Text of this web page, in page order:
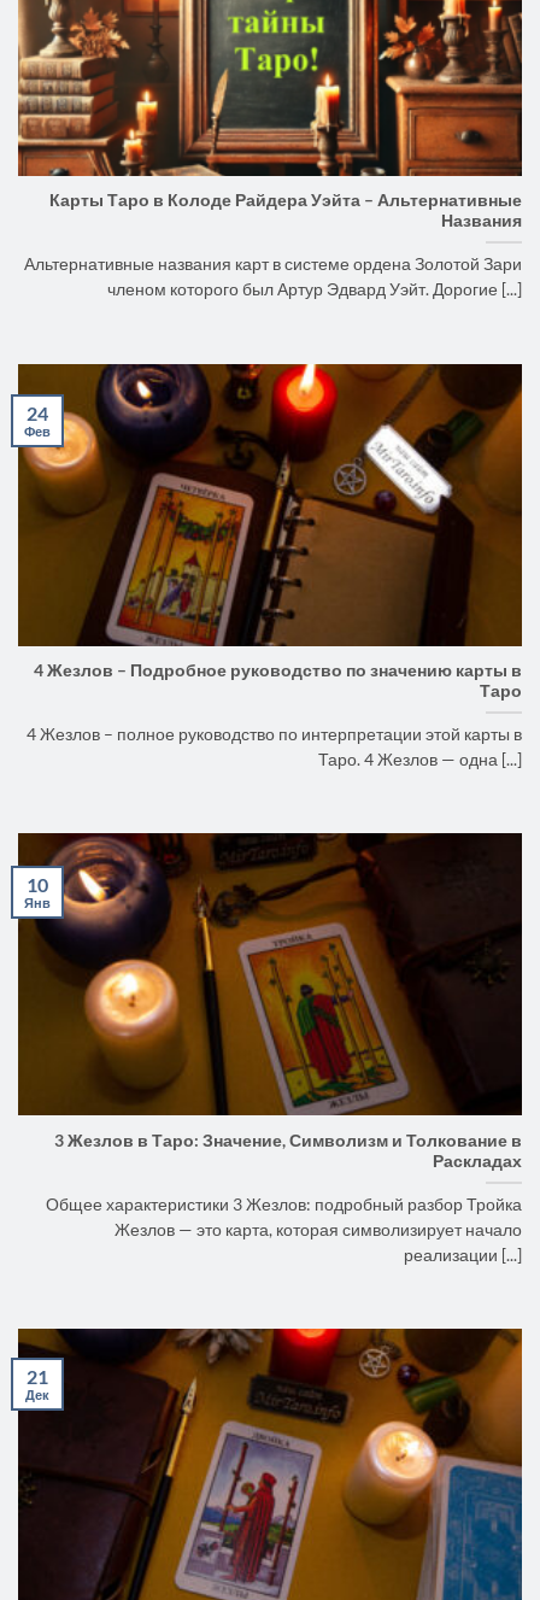
Карты Таро в Колоде Райдера Уэйта – Альтернативные
Названия
Альтернативные названия карт в системе ордена Золотой Зари
членом которого был Артур Эдвард Уэйт. Дорогие [...]
4 Жезлов – Подробное руководство по значению карты в
Таро
4 Жезлов – полное руководство по интерпретации этой карты в
Таро. 4 Жезлов — одна [...]
24
Фев
3 Жезлов в Таро: Значение, Символизм и Толкование в
Раскладах
Общее характеристики 3 Жезлов: подробный разбор Тройка
Жезлов — это карта, которая символизирует начало
реализации [...]
10
Янв
21
Дек